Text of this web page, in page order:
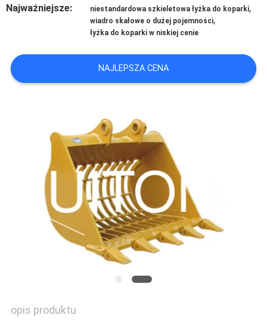
POPROŚ
WYCENĘ
MAPA
POLITYKA
PRYWATNOŚCI
Najważniejsze: niestandardowa szkieletowa łyżka do koparki,
wiadro skałowe o dużej pojemności,
łyżka do koparki w niskiej cenie
NAJLEPSZA CENA
opis produktu